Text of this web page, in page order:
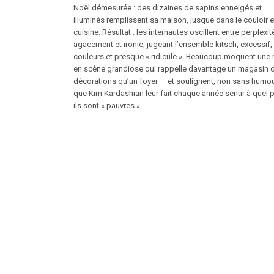
Noël démesurée : des dizaines de sapins enneigés et
illuminés remplissent sa maison, jusque dans le couloir
cuisine. Résultat : les internautes oscillent entre
agacement et ironie, jugeant l’ensemble kitsch,
couleurs et presque « ridicule ». Beaucoup moquent une
en scène grandiose qui rappelle davantage un magasin
décorations qu’un foyer — et soulignent, non sans
que Kim Kardashian leur fait chaque année sentir à quel
ils sont « pauvres ».